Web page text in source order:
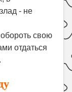
- не
свою
отдаться